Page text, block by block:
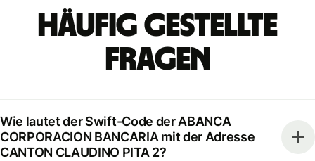
Häufig gestellte
Fragen
Wie lautet der Swift-Code der ABANCA
CORPORACION BANCARIA mit der Adresse
CANTON CLAUDINO PITA 2?